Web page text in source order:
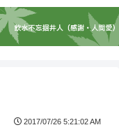
2017/07/26 5:21:02 AM